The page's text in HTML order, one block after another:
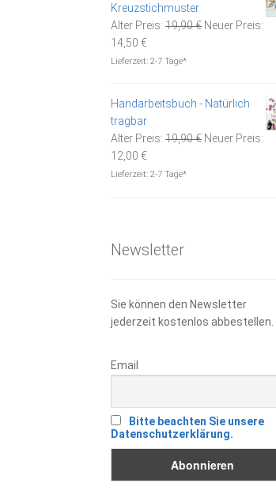
Kreuzstichmuster
Alter Preis: 19,90€ Ursprünglicher
Neuer Preis:
14,50 €Aktueller
Preis
Lieferzeit:2-7 Tage*
Handarbeitsbuch - Natürlich
tragbar
Alter Preis: 19,90€ Ursprünglicher
Neuer Preis:
12,00 €Aktueller
Preis
Lieferzeit:2-7 Tage*
Newsletter
Sie können den Newsletter
jederzeit kostenlos abbestellen.
Email
Bitte beachten Sie unsere
Datenschutzerklärung.